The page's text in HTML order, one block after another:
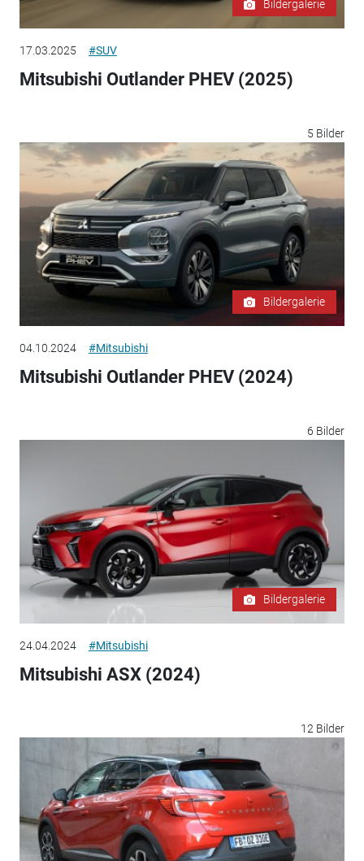
Bildergalerie
17.03.2025 #SUV
Mitsubishi Outlander PHEV (2025)
5 Bilder
Bildergalerie
04.10.2024 #Mitsubishi
Mitsubishi Outlander PHEV (2024)
6 Bilder
Bildergalerie
24.04.2024 #Mitsubishi
Mitsubishi ASX (2024)
12 Bilder